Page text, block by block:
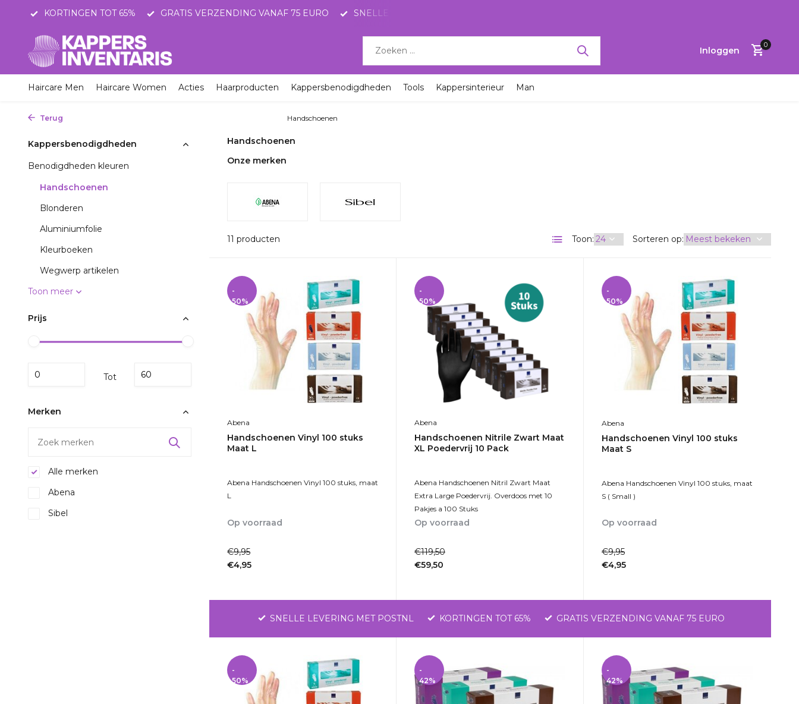
KORTINGEN TOT 65% GRATIS VERZENDING VANAF 75 EURO SNELLE LEVERING MET POSTNL
Inloggen
0
Haircare Men Haircare Women Acties Haarproducten Kappersbenodigdheden Tools Kappersinterieur Man
Terug Handschoenen
Kappersbenodigdheden
Benodigdheden kleuren
Handschoenen
Blonderen
Aluminiumfolie
Kleurboeken
Wegwerp artikelen
Toon meer
Prijs
Tot
Merken
Alle merken
Abena
Sibel
Handschoenen
Onze merken
11 producten Toon: Sorteren op:
-
50%
Abena
Handschoenen Vinyl 100 stuks
Maat L
Abena Handschoenen Vinyl 100 stuks, maat
L
Op voorraad
€9,95
€4,95
-
50%
Abena
Handschoenen Nitrile Zwart Maat
XL Poedervrij 10 Pack
Abena Handschoenen Nitril Zwart Maat
Extra Large Poedervrij. Overdoos met 10
Pakjes a 100 Stuks
Op voorraad
€119,50
€59,50
-
50%
Abena
Handschoenen Vinyl 100 stuks
Maat S
Abena Handschoenen Vinyl 100 stuks, maat
S ( Small )
Op voorraad
€9,95
€4,95
SNELLE LEVERING MET POSTNL KORTINGEN TOT 65% GRATIS VERZENDING VANAF 75 EURO
-
50%
-
42%
-
42%